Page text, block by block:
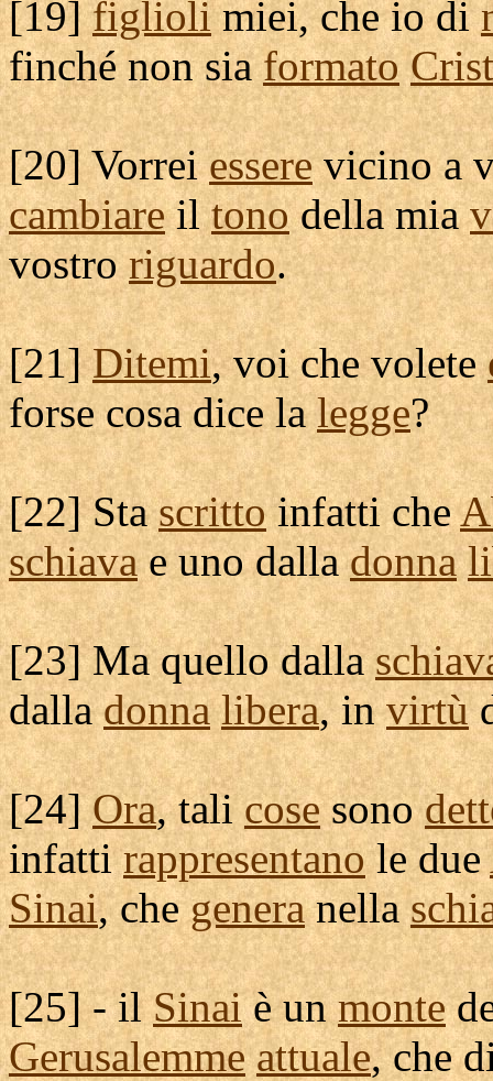
[19]figliolimiei, che io di
finché non siaformato
[20] Vorreiesserevicino a
cambiareiltonodella mia
vostroriguardo.
[21]Ditemi, voi che volete
forse cosa dice lalegge?
[22] Stascrittoinfatti che
schiavae uno dalladonna
[23] Ma quello dalla
dalladonna libera, invirtù
[24]Ora, talicosesono
infattirappresentanole due
Sinai, chegeneranella
[25] - ilSinaiè unmonte
Gerusalemme attuale, che